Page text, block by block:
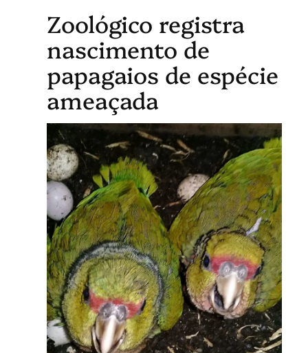
Zoológico registra
nascimento de
papagaios de espécie
ameaçada